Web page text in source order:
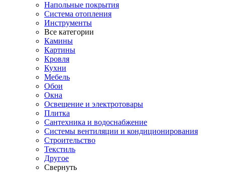
Напольные покрытия
Система отопления
Инструменты
Все категории
Камины
Картины
Кровля
Кухни
Мебель
Обои
Окна
Освещение и электротовары
Плитка
Сантехника и водоснабжение
Системы вентиляции и кондиционирования
Строительство
Текстиль
Другое
Свернуть